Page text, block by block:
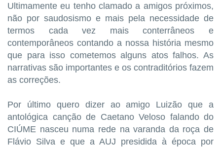
Ultimamente eu tenho clamado a amigos próximos,
não por saudosismo e mais pela necessidade de
termos cada vez mais conterrâneos e
contemporâneos contando a nossa história mesmo
que para isso cometemos alguns atos falhos. As
narrativas são importantes e os contraditórios fazem
as correções.
Por último quero dizer ao amigo Luizão que a
antológica canção de Caetano Veloso falando do
CIÚME nasceu numa rede na varanda da roça de
Flávio Silva e que a AUJ presidida à época por